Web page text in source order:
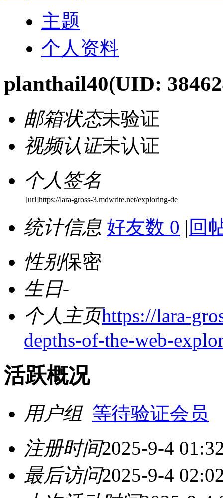
主题
个人资料
planthail40(UID:
邮箱状态未验证
视频认证未认证
个人签名
[url]https://lara-gross-3.mdwrite.net/exploring-de
统计信息 好友数 0 | 回
性别保密
生日-
个人主页https://lara-
depths-of-the-web-
活跃概况
用户组 等待验证会员
注册时间2025-9-4
最后访问2025-9-4